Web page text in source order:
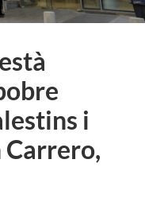
i
Carrero,